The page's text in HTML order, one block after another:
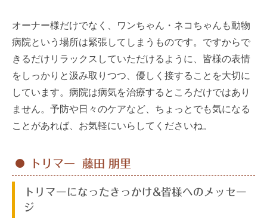
オーナー様だけでなく、ワンちゃん・ネコちゃんも動物
病院という場所は緊張してしまうものです。ですからで
きるだけリラックスしていただけるように、皆様の表情
をしっかりと汲み取りつつ、優しく接することを大切に
しています。病院は病気を治療するところだけではあり
ません。予防や日々のケアなど、ちょっとでも気になる
ことがあれば、お気軽にいらしてくださいね。
トリマー 藤田 朋里
トリマーになったきっかけ&皆様へのメッセー
ジ